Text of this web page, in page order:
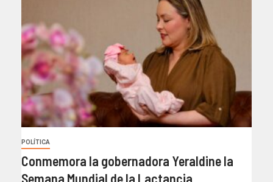
POLÍTICA
Conmemora la gobernadora Yeraldine la
Semana Mundial de la Lactancia.